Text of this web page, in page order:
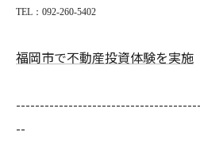
TEL ：092-260-5402
福岡市で不動産投資体験を実施
--